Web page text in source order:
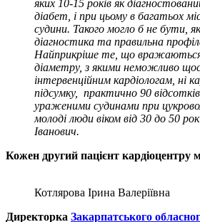
яких 10-15 років як
діабет, і при цьому в багатьох
судини. Такого могло б не бути,
діагностика та правильна
Найприкріше те, що вражаються
діаметру, з якими неможливо
інтервенційним кардіологам, ні
підсумку, практично 90 відсотків
ураженими судинами при
молоді люди віком від 30 до 50
Іванович.
Кожен другий пацієнт кардіоцентру
Котлярова Ірина Валеріївна
Директорка Закарпатського обласн